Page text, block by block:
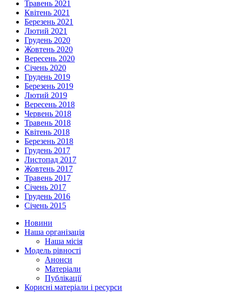
Травень 2021
Квітень 2021
Березень 2021
Лютий 2021
Грудень 2020
Жовтень 2020
Вересень 2020
Січень 2020
Грудень 2019
Березень 2019
Лютий 2019
Вересень 2018
Червень 2018
Травень 2018
Квітень 2018
Березень 2018
Грудень 2017
Листопад 2017
Жовтень 2017
Травень 2017
Січень 2017
Грудень 2016
Січень 2015
Новини
Наша організація
Наша місія
Модель рівності
Анонси
Матеріали
Публікації
Корисні матеріали і ресурси